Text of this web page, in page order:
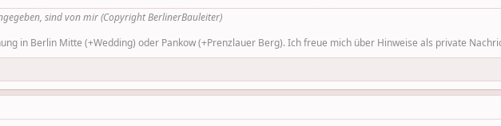
sind von mir (Copyright BerlinerBauleiter)
in Berlin Mitte (+Wedding) oder Pankow (+Prenzlauer Berg). Ich freue mich über Hinweise als private